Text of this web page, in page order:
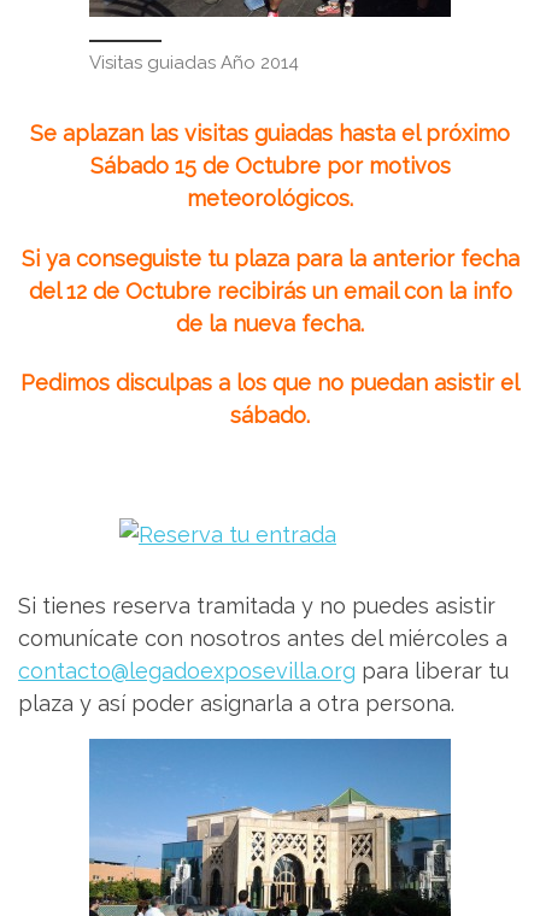
Visitas guiadas Año 2014
Se aplazan las visitas guiadas hasta el próximo
Sábado 15 de Octubre por motivos
meteorológicos.
Si ya conseguiste tu plaza para la anterior fecha
del 12 de Octubre recibirás un email con la info
de la nueva fecha.
Pedimos disculpas a los que no puedan asistir el
sábado.
Si tienes reserva tramitada y no puedes asistir
comunícate con nosotros antes del miércoles a
contacto@legadoexposevilla.org para liberar tu
plaza y así poder asignarla a otra persona.